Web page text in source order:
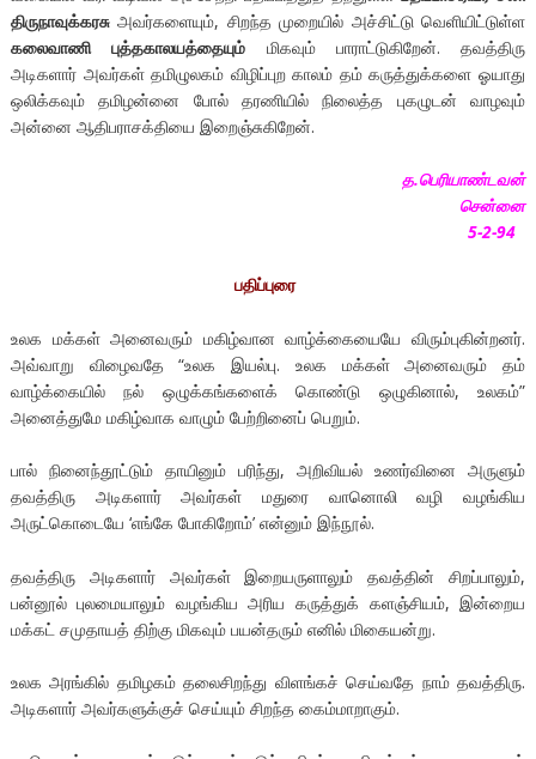
திருநாவுக்கரசுஅவர்களையும், சிறந்த முறையில் அச்சிட்டு வெளியிட்டுள்ள
கலைவாணி புத்தகாலயத்தையும் மிகவும் பாராட்டுகிறேன். தவத்திரு
அடிகளார் அவர்கள் தமிழுலகம் விழிப்புற காலம் தம் கருத்துக்களை ஓயாது
ஒலிக்கவும் தமிழன்னை போல் தரணியில் நிலைத்த புகழுடன் வாழவும்
அன்னை ஆதிபராசக்தியை இறைஞ்சுகிறேன்.
த.பெரியாண்டவன்
சென்னை
5-2-94
பதிப்புரை
உலக மக்கள் அனைவரும் மகிழ்வான வாழ்க்கையையே விரும்புகின்றனர்.
அவ்வாறு விழைவதே “உலக இயல்பு. உலக மக்கள் அனைவரும் தம்
வாழ்க்கையில் நல் ஒழுக்கங்களைக் கொண்டு ஒழுகினால், உலகம்”
அனைத்துமே மகிழ்வாக வாழும் பேற்றினைப் பெறும்.
பால் நினைந்தூட்டும் தாயினும் பரிந்து, அறிவியல் உணர்வினை அருளும்
தவத்திரு அடிகளார் அவர்கள் மதுரை வானொலி வழி வழங்கிய
அருட்கொடையே ‘எங்கே போகிறோம்’ என்னும் இந்நூல்.
தவத்திரு அடிகளார் அவர்கள் இறையருளாலும் தவத்தின் சிறப்பாலும்,
பன்னூல் புலமையாலும் வழங்கிய அரிய கருத்துக் களஞ்சியம், இன்றைய
மக்கட் சமுதாயத் திற்கு மிகவும் பயன்தரும் எனில் மிகையன்று.
உலக அரங்கில் தமிழகம் தலைசிறந்து விளங்கச் செய்வதே நாம் தவத்திரு.
அடிகளார் அவர்களுக்குச் செய்யும் சிறந்த கைம்மாறாகும்.